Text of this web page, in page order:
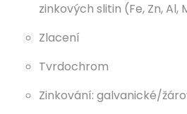
zinkových slitin (Fe, Zn, Al,
Zlacení
Tvrdochrom
Zinkování: galvanické/